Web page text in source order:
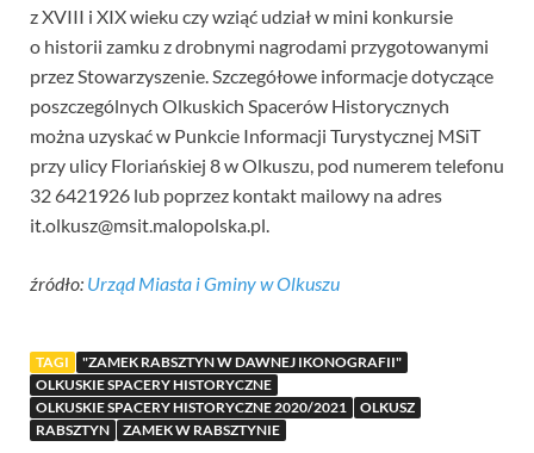
z XVIII i XIX wieku czy wziąć udział w mini konkursie
o historii zamku z drobnymi nagrodami przygotowanymi
przez Stowarzyszenie. Szczegółowe informacje dotyczące
poszczególnych Olkuskich Spacerów Historycznych
można uzyskać w Punkcie Informacji Turystycznej MSiT
przy ulicy Floriańskiej 8 w Olkuszu, pod numerem telefonu
32 6421926 lub poprzez kontakt mailowy na adres
it.olkusz@msit.malopolska.pl.
źródło: Urząd Miasta i Gminy w Olkuszu
TAGI
"ZAMEK RABSZTYN W DAWNEJ IKONOGRAFII"
OLKUSKIE SPACERY HISTORYCZNE
OLKUSKIE SPACERY HISTORYCZNE 2020/2021
OLKUSZ
RABSZTYN
ZAMEK W RABSZTYNIE